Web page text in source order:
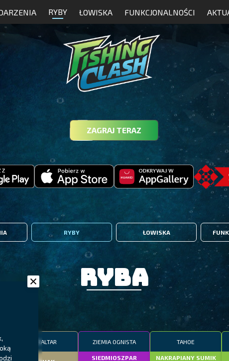
RYBY ŁOWISKA FUNKCJONALNOŚCI
ZAGRAJ TERAZ
RYBY ŁOWISKA
Ryba
GIBRALTAR ZIEMIA OGNISTA
SIEDMIOSZPAR
TAHOE
NAKRAPIANY SUMIK